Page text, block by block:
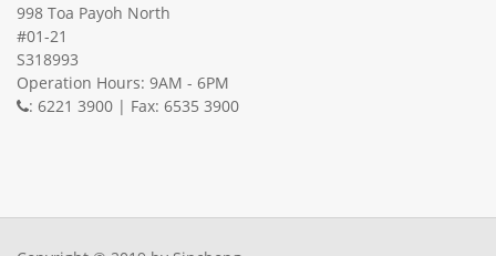
998 Toa Payoh North
#01-21
S318993
Operation Hours: 9AM - 6PM
: 6221 3900 | Fax: 6535 3900